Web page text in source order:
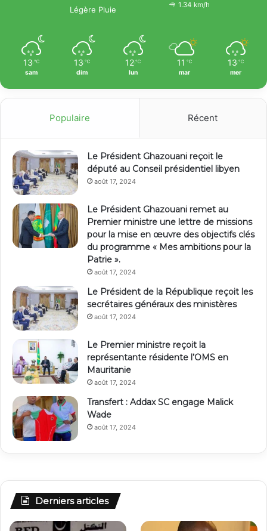
Légère Pluie
1.34 km/h
13 ℃
sam
13 ℃
dim
12 ℃
lun
11 ℃
mar
13 ℃
mer
Populaire Récent
Le Président Ghazouani reçoit le
député au Conseil présidentiel libyen
août 17, 2024
Le Président Ghazouani remet au
Premier ministre une lettre de missions
pour la mise en œuvre des objectifs clés
du programme « Mes ambitions pour la
Patrie ».
août 17, 2024
Le Président de la République reçoit les
secrétaires généraux des ministères
août 17, 2024
Le Premier ministre reçoit la
représentante résidente l’OMS en
Mauritanie
août 17, 2024
Transfert : Addax SC engage Malick
Wade
août 17, 2024
Derniers articles